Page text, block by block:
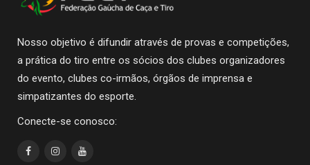
Nosso objetivo é difundir através de provas e competições,
a prática do tiro entre os sócios dos clubes organizadores
do evento, clubes co-irmãos, órgãos de imprensa e
simpatizantes do esporte.
Conecte-se conosco: